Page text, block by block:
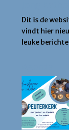
Dit is de
vindt hier
leuke